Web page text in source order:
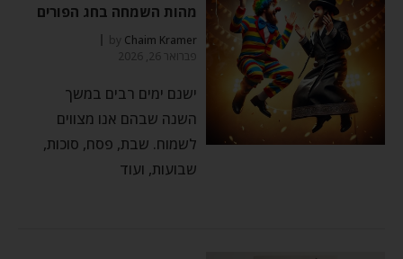
מהות השמחה בחג הפורים
by Chaim Kramer
פברואר 26, 2026
ישנם ימים רבים במשך
השנה שבהם אנו מצווים
לשמוח. שבת, פסח, סוכות,
שבועות, ועוד